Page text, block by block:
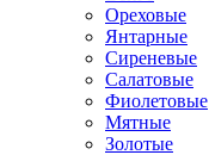
Ореховые
Янтарные
Сиреневые
Салатовые
Фиолетовые
Мятные
Золотые